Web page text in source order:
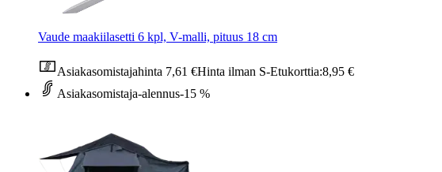
Vaude maakiilasetti 6 kpl, V-malli, pituus 18 cm
Asiakasomistajahinta 7,61 €Hinta ilman S-Etukorttia:8,95 €
Asiakasomistaja-alennus-15 %